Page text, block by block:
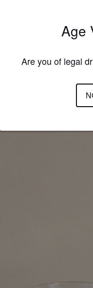
IDOLLBEERS
Age
Are you of legal